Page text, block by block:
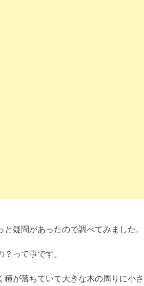
疑問があったので調べてみました。
って事です。
種が落ちていて大きな木の周りに小さ